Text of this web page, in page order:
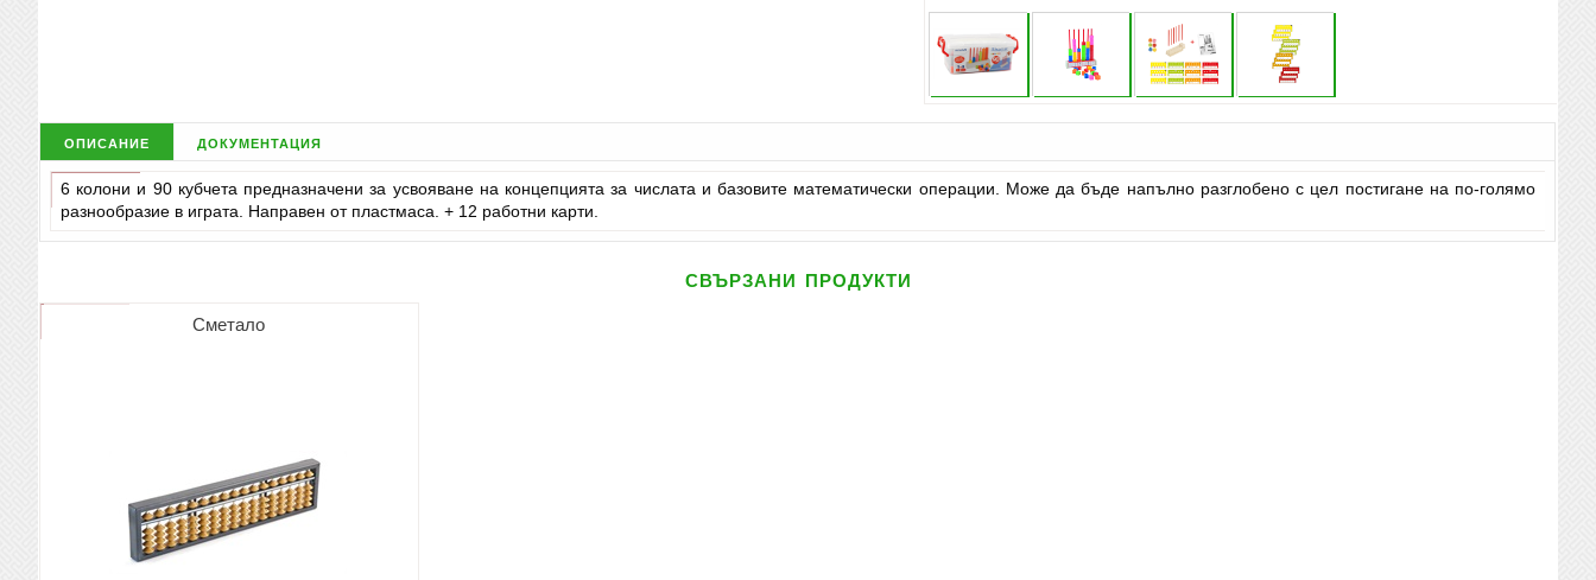
описание документация
6 колони и 90 кубчета предназначени за усвояване на концепцията за числата и базовите математически операции. Може да бъде напълно разглобено с цел постигане на по-голямо
разнообразие в играта. Направен от пластмаса. + 12 работни карти.
свързани продукти
Сметало